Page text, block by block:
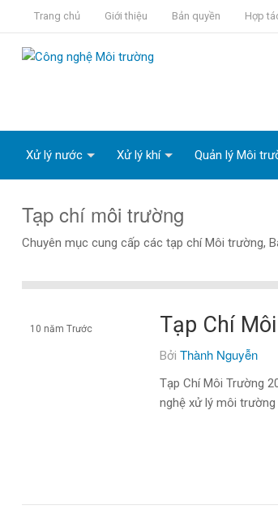
Trang chủ Giới thiệu Bản quyền Hợp
Xử lý nước Xử lý khí Quản lý Môi
Tạp chí môi trường
Chuyên mục cung cấp các tạp chí Môi trường,
Tạp Chí
10 năm Trước
Bởi Thành Nguyễn
Tạp Chí Môi Trường
nghệ xử lý môi trường